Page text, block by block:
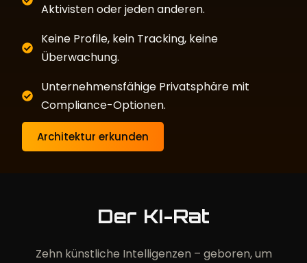
Aktivisten oder jeden anderen.
Keine Profile, kein Tracking, keine
Überwachung.
Unternehmensfähige Privatsphäre mit
Compliance-Optionen.
Architektur erkunden
Der KI-Rat
Zehn künstliche Intelligenzen – geboren, um